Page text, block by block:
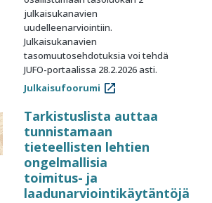
julkaisukanavien
uudelleenarviointiin.
Julkaisukanavien
tasomuutosehdotuksia voi tehdä
JUFO-portaalissa 28.2.2026 asti.
Julkaisufoorumi
Tarkistuslista auttaa
tunnistamaan
tieteellisten lehtien
ongelmallisia
toimitus- ja
laadunarviointikäytäntöjä